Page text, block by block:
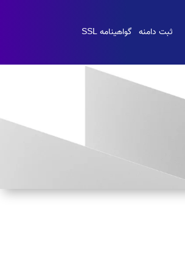
ثبت دامنه گواهینامه SSL